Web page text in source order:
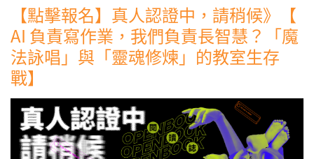
【點擊報名】真人認證中，請稍候》【
AI 負責寫作業，我們負責長智慧？「魔
法詠唱」與「靈魂修煉」的教室生存
戰】